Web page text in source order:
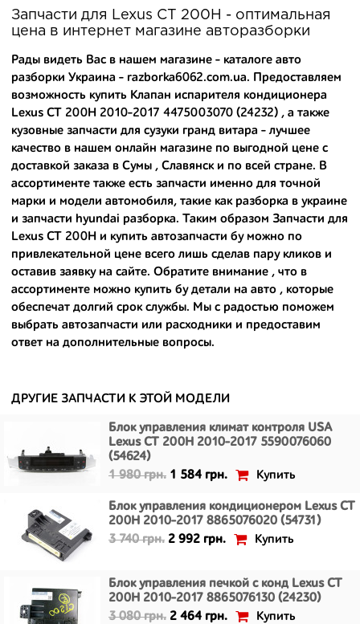
производителя.
Вашему вниманию предлагаем широкий ассортимент
автозапчастей для
марок. Мы продаем оригинальные и высококачественные запчасти,
отказываясь от контрафактных аналогов.
Многие наши оптовые клиенты рекомендуют именно нашу
разборку как надежного и проверенного продавца. Если вам
требуется приобрести оптовую партию деталей для японских
автомобилей, то консультанты нашего интернет-магазина
подберут вам товар и укомплектуют партию. Также мы поможем с
правильным выбором по каталогу автозапчастей.
Купить комплектующие для авто с разборки – хорошее решение.
Ведь наши запчасти:
- доступные по цене;
- сняты только с автомобилей, которые ездили по превосходным
европейским и японским дорогам;
- имеют большой запас прочности и невыробатанный ресурс, и
Запчасти для Lexus CT 200H - оптимальная
цена в интернет магазине авторазборки
Рады видеть Вас в нашем магазине - каталоге авто
разборки Украина - razborka6062.com.ua. Предоставляем
возможность купить Клапан испарителя кондиционера
Lexus CT 200H 2010-2017 4475003070 (24232) , а также
кузовные запчасти для сузуки гранд витара - лучшее
качество в нашем онлайн магазине по выгодной цене с
доставкой заказа в Сумы , Славянск и по всей стране. В
ассортименте также есть запчасти именно для точной
марки и модели автомобиля, такие как разборка в украине
и запчасти hyundai разборка. Таким образом Запчасти для
Lexus CT 200H и купить автозапчасти буможно по
привлекательной цене всего лишь сделав пару кликов и
оставив заявку на сайте. Обратите внимание , что в
ассортименте можно купить бу детали на авто , которые
обеспечат долгий срок службы. Мы с радостью поможем
выбрать автозапчасти или расходники и предоставим
ответ на дополнительные вопросы.
ДРУГИЕ ЗАПЧАСТИ К ЭТОЙ МОДЕЛИ
Блок управления климат контроля USA
Lexus CT 200H 2010-2017 5590076060
(54624)
1 980 грн. 1 584 грн. Купить
Блок управления кондиционером Lexus CT
200H 2010-2017 8865076020 (54731)
3 740 грн. 2 992 грн. Купить
Блок управления печкой с конд Lexus CT
200H 2010-2017 8865076130 (24230)
3 080 грн. 2 464 грн. Купить